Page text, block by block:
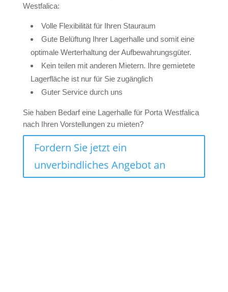
Westfalica:
Volle Flexibilität für Ihren Stauraum
Gute Belüftung Ihrer Lagerhalle und somit eine
optimale Werterhaltung der Aufbewahrungsgüter.
Kein teilen mit anderen Mietern. Ihre gemietete
Lagerfläche ist nur für Sie zugänglich
Guter Service durch uns
Sie haben Bedarf eine Lagerhalle für Porta Westfalica
nach Ihren Vorstellungen zu mieten?
Fordern Sie jetzt ein
unverbindliches Angebot an